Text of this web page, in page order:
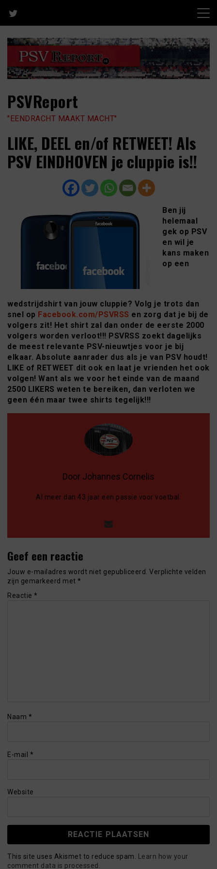
content
PSVReport
"EENDRACHT MAAKT MACHT"
LIKE, DEEL en/of RETWEET! Als
PSV EINDHOVEN je cluppie is!!
Ben jij
helemaal
gek op PSV
en wil je
kans maken
op een
wedstrijdshirt van jouw cluppie? Volg je trots dan
snel op Facebook.com/PSVRSS en zorg dat je bij de
volgers zit! Het shirt zal dan onder de eerste 2000
volgers worden verloot!!! PSVRSS zoekt dagelijks
de meest relevante PSV-nieuwtjes voor je bij
elkaar. Absolute aanrader dus als je van PSV houdt!
LIKE of RETWEET dit ook en laat je vrienden het ook
volgen! Want als we voor het einde van de maand
2500 LIKERS weten te bereiken, dan verloten we
geen één maar twee shirts tegelijk!!!
Door Johannes Cornelis
Al meer dan 43 jaar een passie voor voetbal.
Geef een reactie
Jouw e-mailadres wordt niet gepubliceerd. Verplichte velden
zijn gemarkeerd met *
Reactie *
Naam *
E-mail *
Website
This site uses Akismet to reduce spam.
Learn how your
comment data is processed.